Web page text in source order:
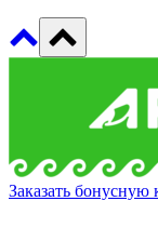
Заказать бонусную